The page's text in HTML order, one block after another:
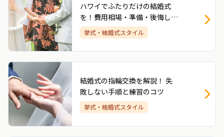
ハワイでふたりだけの結婚式
を！費用相場・準備・後悔しな
い過ごし方を解説
挙式・結婚式スタイル
結婚式の指輪交換を解説！ 失
敗しない手順と練習のコツ
挙式・結婚式スタイル